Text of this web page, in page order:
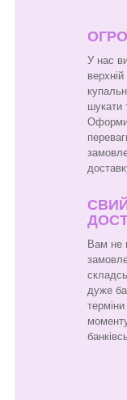
У нас
шукати
Вам не
дуже